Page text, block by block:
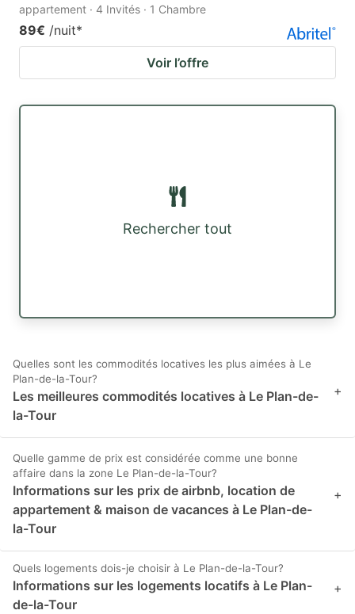
appartement · 4 Invités · 1 Chambre
89€ /nuit*
Voir l’offre
Rechercher tout
Quelles sont les commodités locatives les plus aimées à Le
Plan-de-la-Tour?
Les meilleures commodités locatives à Le Plan-de-
la-Tour
+
Quelle gamme de prix est considérée comme une bonne
affaire dans la zone Le Plan-de-la-Tour?
Informations sur les prix de airbnb, location de
appartement & maison de vacances à Le Plan-de-
la-Tour
+
Quels logements dois-je choisir à Le Plan-de-la-Tour?
Informations sur les logements locatifs à Le Plan-
de-la-Tour
+